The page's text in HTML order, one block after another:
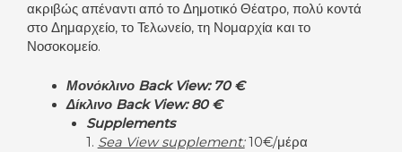
ακριβώς απέναντι από το Δημοτικό Θέατρο, πολύ κοντά
στο Δημαρχείο, το Τελωνείο, τη Νομαρχία και το
Νοσοκομείο.
Μονόκλινο Back View: 70 €
Δίκλινο Back View: 80 €
Supplements
1. Sea View supplement:10€/μέρα